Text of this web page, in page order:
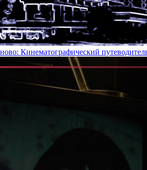
Кинематографический